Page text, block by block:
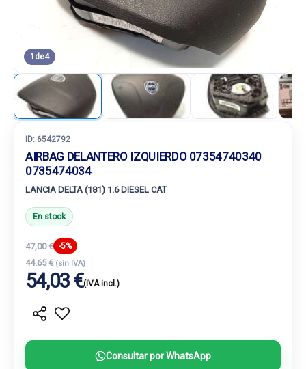
1 de4
ID: 6542792
AIRBAG DELANTERO IZQUIERDO 07354740340
0735474034
LANCIA DELTA (181) 1.6 DIESEL CAT
En stock
47,00 € -5%
44.65 € (sin IVA)
54,03 €(IVA incl.)
Consultar por WhatsApp